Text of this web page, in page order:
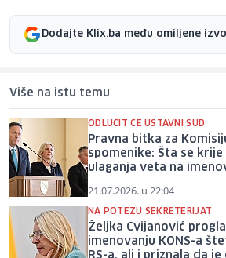
Dodajte Klix.ba među omiljene
Više na istu temu
ODLUČIT ĆE USTAVNI SUD
Pravna bitka za
spomenike: Šta se krije
ulaganja veta na
21.07.2026. u 22:04
NA POTEZU SEKRETERIJAT
Željka Cvijanović
imenovanju KONS-a
RS-a, ali i priznala da